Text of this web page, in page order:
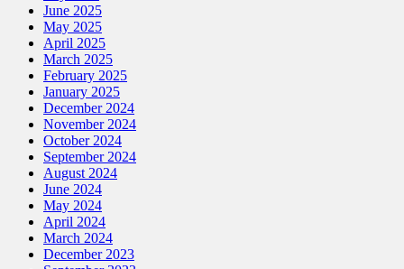
June 2025
May 2025
April 2025
March 2025
February 2025
January 2025
December 2024
November 2024
October 2024
September 2024
August 2024
June 2024
May 2024
April 2024
March 2024
December 2023